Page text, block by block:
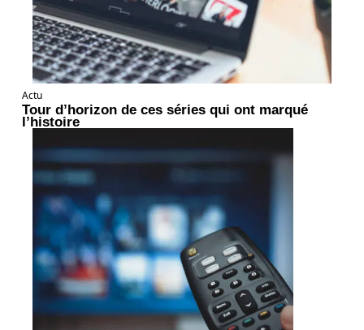
Actu
Tour d’horizon de ces séries qui ont marqué
l’histoire